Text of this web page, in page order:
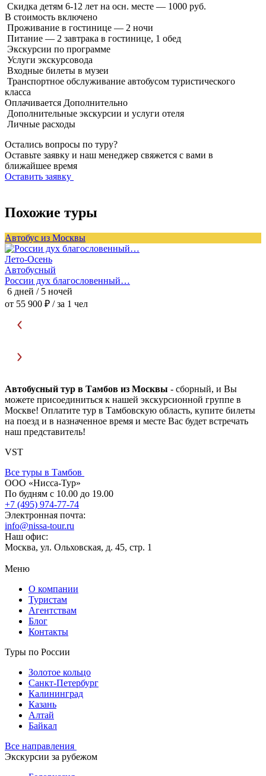
Скидка детям 6-12 лет на осн. месте — 1000 руб.
В стоимость включено
Проживание в гостинице — 2 ночи
Питание — 2 завтрака в гостинице, 1 обед
Экскурсии по программе
Услуги экскурсовода
Входные билеты в музеи
Транспортное обслуживание автобусом туристического
класса
Оплачивается Дополнительно
Дополнительные экскурсии и услуги отеля
Личные расходы
Остались вопросы по туру?
Оставьте заявку и наш менеджер свяжется с вами в
ближайшее время
Оставить заявку
Похожие туры
Автобус из Москвы
Лето-Осень
Автобусный
России дух благословенный…
6 дней / 5 ночей
от 55 900 ₽ / за 1 чел
Автобусный тур в Тамбов из Москвы - сборный, и Вы
можете присоединиться к нашей экскурсионной группе в
Москве! Оплатите тур в Тамбовскую область, купите билеты
на поезд и в назначенное время и месте Вас будет встречать
наш представитель!
VST
Все туры в Тамбов
ООО «Нисса-Тур»
По будням с 10.00 до 19.00
+7 (495) 974-77-74
Электронная почта:
info@nissa-tour.ru
Наш офис:
Москва, ул. Ольховская, д. 45, стр. 1
Меню
О компании
Туристам
Агентствам
Блог
Контакты
Туры по России
Золотое кольцо
Санкт-Петербург
Калининград
Казань
Алтай
Байкал
Все направления
Экскурсии за рубежом